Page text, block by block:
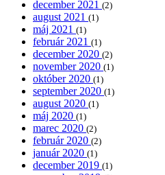
december 2021 (2)
august 2021 (1)
máj 2021 (1)
február 2021 (1)
december 2020 (2)
november 2020 (1)
október 2020 (1)
september 2020 (1)
august 2020 (1)
máj 2020 (1)
marec 2020 (2)
február 2020 (2)
január 2020 (1)
december 2019 (1)